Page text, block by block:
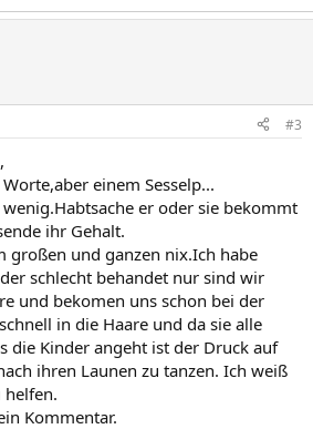
#3
einem Sesselp...
er oder sie bekommt
ihr Gehalt.
großen und ganzen nix.Ich habe
schlecht behandet nur sind wir
und bekomen uns schon bei der
in die Haare und da sie alle
die Kinder angeht ist der Druck auf
ihren Launen zu tanzen. Ich weiß
Kommentar.